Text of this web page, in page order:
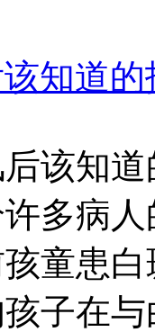
知道
该知
多病
童患
子在